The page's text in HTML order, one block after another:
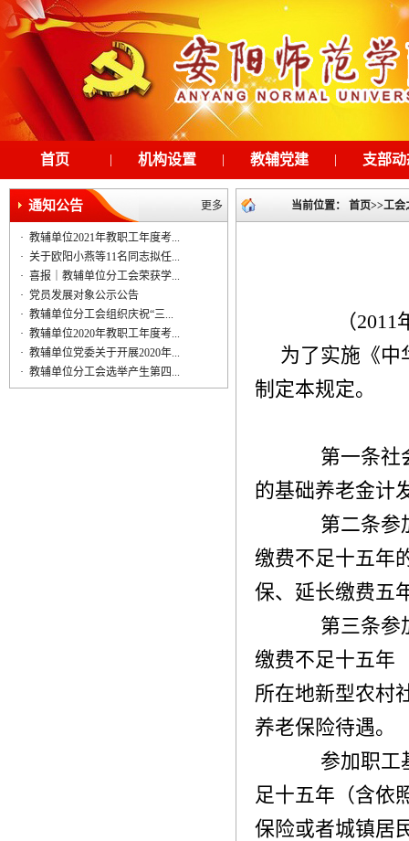
首页 | 机构设置 | 教辅党建 | 支部
更多
通知公告
· 教辅单位2021年教职工年度考...
· 关于欧阳小燕等11名同志拟任...
· 喜报｜教辅单位分工会荣获学...
· 党员发展对象公示公告
· 教辅单位分工会组织庆祝“三...
· 教辅单位2020年教职工年度考...
· 教辅单位党委关于开展2020年...
· 教辅单位分工会选举产生第四...
当前位置： 首页>>工会
（2011
为了实施《中
制定本规定。
第一条社会
的基础养老金计
第二条参加
缴费不足十五年
保、延长缴费五
第三条参加
缴费不足十五年
所在地新型农村
养老保险待遇。
参加职工基
足十五年（含依
保险或者城镇居